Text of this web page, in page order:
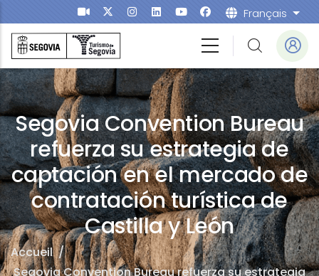
Aller au contenu principal Français
Segovia Convention Bureau
refuerza su estrategia de
captación en el mercado de
contratación turística de
Castilla y León
Accueil/
Segovia Convention Bureau refuerza su estrategia